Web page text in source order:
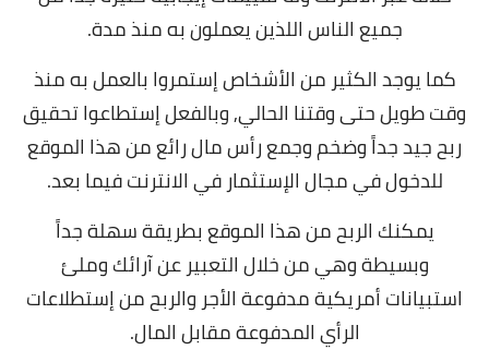
جميع الناس اللذين يعملون به منذ مدة.
كما يوجد الكثير من الأشخاص إستمروا بالعمل به منذ
وقت طويل حتى وقتنا الحالي, وبالفعل إستطاعوا تحقيق
ربح جيد جداً وضخم وجمع رأس مال رائع من هذا الموقع
للدخول في مجال الإستثمار في الانترنت فيما بعد.
يمكنك الربح من هذا الموقع بطريقة سهلة جداً
وبسيطة وهي من خلال التعبير عن آرائك وملئ
استبيانات أمريكية مدفوعة الأجر والربح من إستطلاعات
الرأي المدفوعة مقابل المال.